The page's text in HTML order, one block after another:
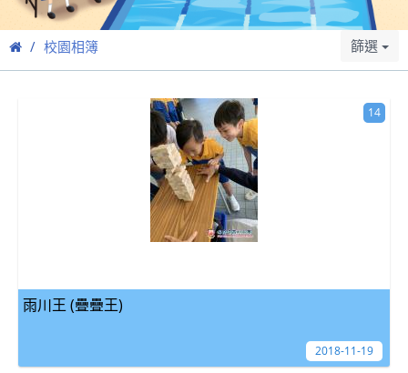
校園相簿 篩選
雨川王 (疊疊王)
14
2018-11-19